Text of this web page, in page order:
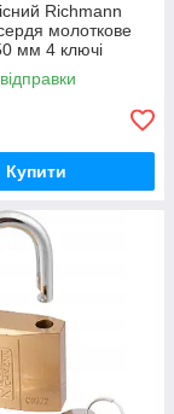
Richmann
молоткове
мм 4 ключі
Купити